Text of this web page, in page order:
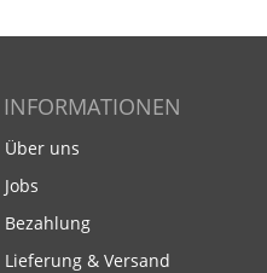
INFORMATIONEN
Über uns
Jobs
Bezahlung
Lieferung & Versand